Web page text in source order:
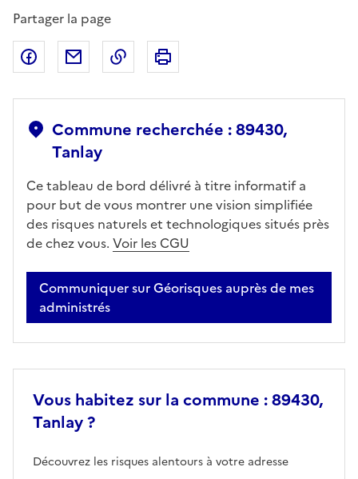
Partager la page
Partager sur Facebook
Partager par emailCopier dans le presse-papier
Commune recherchée : 89430,
Tanlay
Ce tableau de bord délivré à titre informatif a
pour but de vous montrer une vision simplifiée
des risques naturels et technologiques situés près
de chez vous. Voir les CGU
Communiquer sur Géorisques auprès de mes
administrés
Vous habitez sur la commune : 89430,
Tanlay ?
Découvrez les risques alentours à votre adresse